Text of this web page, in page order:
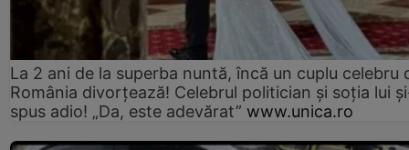
La 2 ani de la superba nuntă, încă un cuplu celebru
România divorțează! Celebrul politician și soția lui
spus adio! „Da, este adevărat” www.unica.ro